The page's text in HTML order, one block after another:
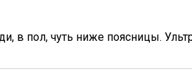
в пол, чуть ниже поясницы.